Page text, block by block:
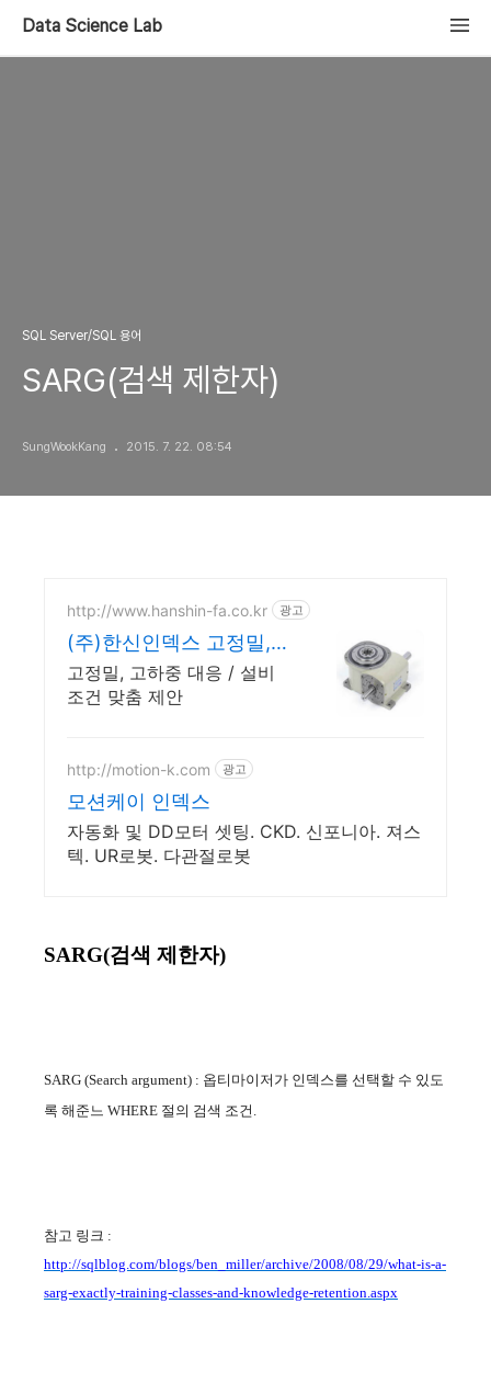
Data Science Lab
SQL Server/SQL 용어
SARG(검색 제한자)
SungWookKang 2015. 7. 22. 08:54
http://www.hanshin-fa.co.kr 광고
(주)한신인덱스 고정밀,
제로백래쉬 메커니즘
고정밀, 고하중 대응 / 설비
조건 맞춤 제안
http://motion-k.com 광고
모션케이 인덱스
자동화 및 DD모터 셋팅. CKD. 신포니아. 져스
텍. UR로봇. 다관절로봇
SARG(검색 제한자)
SARG (Search argument) : 옵티마이저가 인덱스를 선택할 수 있도
록 해준느 WHERE 절의 검색 조건.
참고 링크 :
http://sqlblog.com/blogs/ben_miller/archive/2008/08/29/what-is-a-
sarg-exactly-training-classes-and-knowledge-retention.aspx